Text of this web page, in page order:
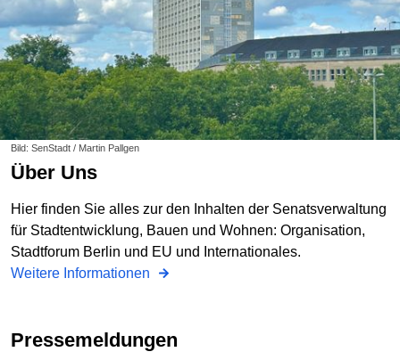
Bild: SenStadt / Martin Pallgen
Über Uns
Hier finden Sie alles zur den Inhalten der Senatsverwaltung
für Stadtentwicklung, Bauen und Wohnen: Organisation,
Stadtforum Berlin und EU und Internationales.
Weitere Informationen
Pressemeldungen